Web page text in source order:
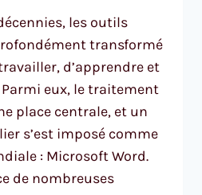
les outils
transformé
d’apprendre et
eux, le traitement
place centrale, et un
s’est imposé comme
: Microsoft Word.
de nombreuses